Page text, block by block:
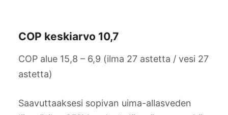
COP keskiarvo 10,7
COP alue 15,8 – 6,9 (ilma 27 astetta / vesi 27
astetta)
Saavuttaaksesi sopivan uima-allasveden